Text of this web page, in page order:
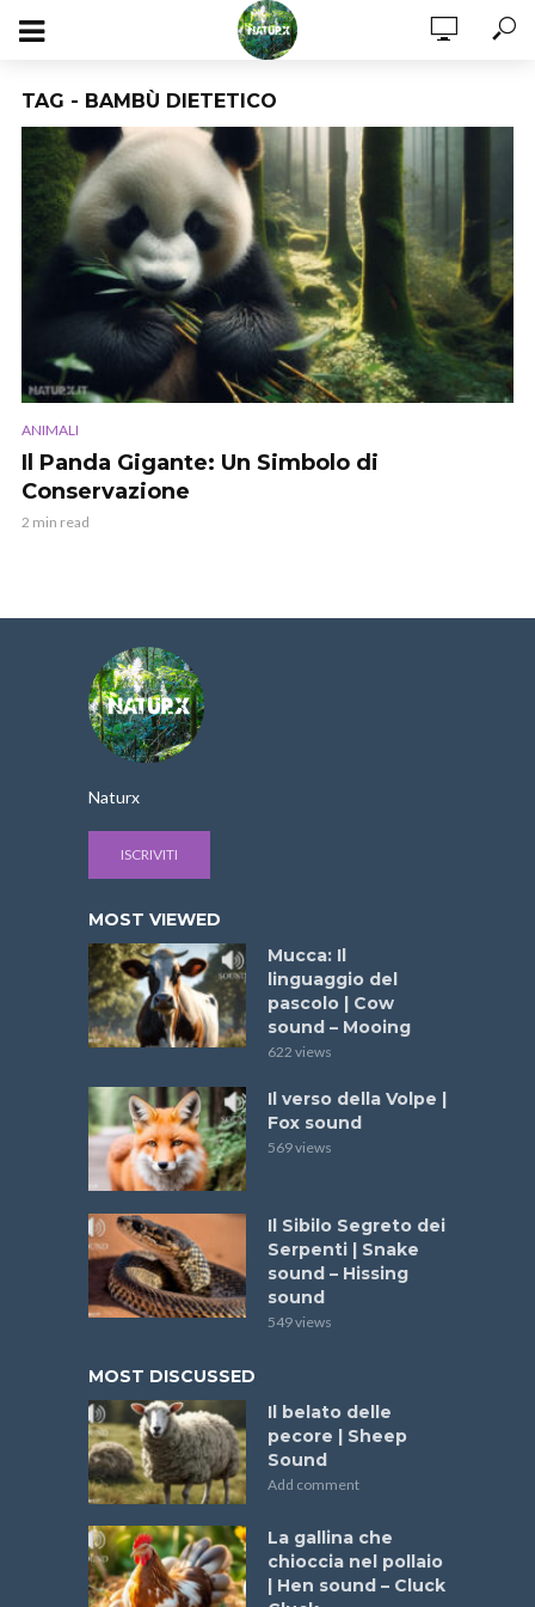
TAG - BAMBÙ DIETETICO
ANIMALI
Il Panda Gigante: Un Simbolo di
Conservazione
2 min read
Naturx
ISCRIVITI
MOST VIEWED
Mucca: Il
linguaggio del
pascolo | Cow
sound – Mooing
622 views
Il verso della Volpe |
Fox sound
569 views
Il Sibilo Segreto dei
Serpenti | Snake
sound – Hissing
sound
549 views
MOST DISCUSSED
Il belato delle
pecore | Sheep
Sound
Add comment
La gallina che
chioccia nel pollaio
| Hen sound – Cluck